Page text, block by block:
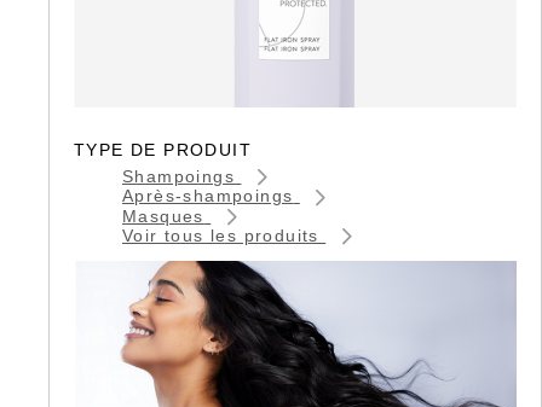
TYPE DE PRODUIT
Shampoings
Après-shampoings
Masques
Voir tous les produits